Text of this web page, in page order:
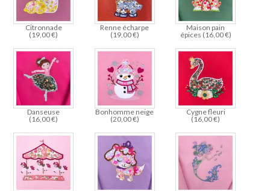
Citronnade
(19,00€)
Renne écharpe
(19,00€)
Maison pain
épices (16,00€)
Danseuse
(16,00€)
Bonhomme neige
(20,00€)
Cygne fleuri
(16,00€)